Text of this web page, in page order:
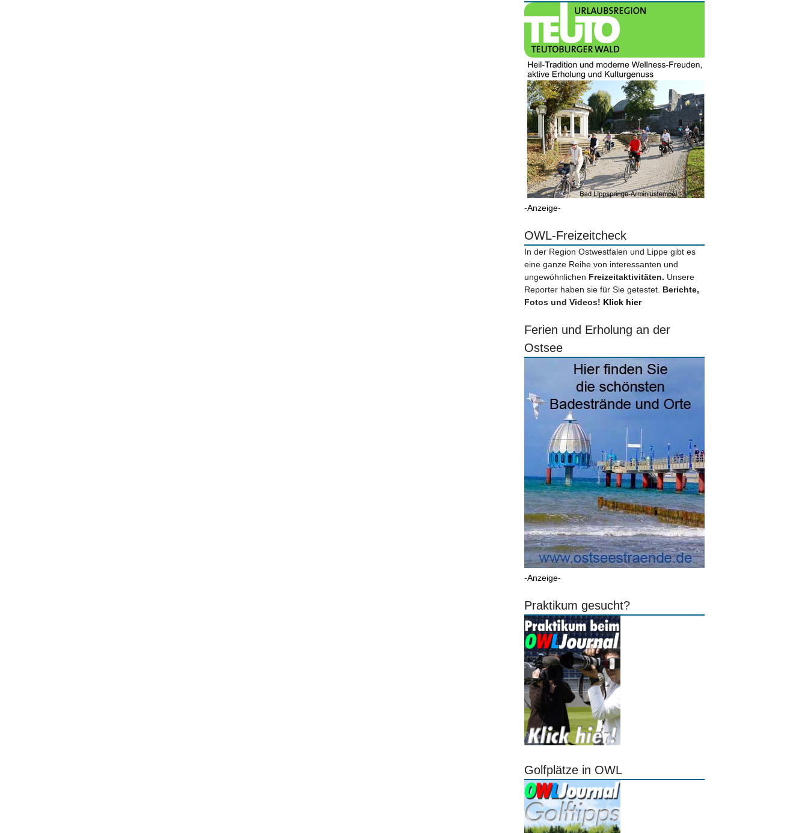
-Anzeige-
OWL-Freizeitcheck
In der Region Ostwestfalen und Lippe gibt es
eine ganze Reihe von interessanten und
ungewöhnlichen Freizeitaktivitäten. Unsere
Reporter haben sie für Sie getestet. Berichte,
Fotos und Videos! Klick hier
Ferien und Erholung an der
Ostsee
-Anzeige-
Praktikum gesucht?
Golfplätze in OWL